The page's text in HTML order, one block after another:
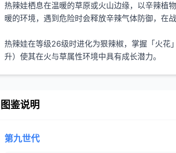
热辣娃栖息在温暖的草原或火山边缘，以辛辣植
暖的环境，遇到危险时会释放辛辣气体防御，在
热辣娃在等级26级时进化为狠辣椒，掌握「火花
升）使其在火与草属性环境中具有成长潜力。
图鉴说明
第九世代